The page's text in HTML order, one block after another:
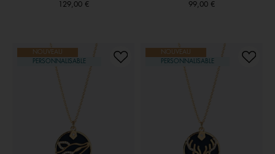
129,00 € 99,00 €
NOUVEAU
PERSONNALISABLE
NOUVEAU
PERSONNALISABLE